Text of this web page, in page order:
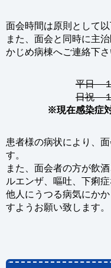
面会時間は原則として
また、面会と同時に主
かじめ病棟へご連絡下さ
平日
日祝
※現在感染症
患者様の病状により、
す。
また、面会者の方が飲
ルエンザ、嘔吐、下痢
他人にうつる病気にか
すようお願い致します。